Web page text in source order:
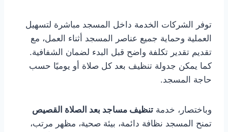
توفر الشركات الخدمة داخل المسجد مباشرة لتسهيل
العملية وحماية جميع عناصر المسجد أثناء العمل، مع
تقديم تقدير تكلفة واضح قبل البدء لضمان الشفافية.
كما يمكن جدولة تنظيف بعد كل صلاة أو يوميًا حسب
حاجة المسجد.
وباختصار، خدمة تنظيف مساجد بعد الصلاة القصيص
تمنح المسجد نظافة دائمة، بيئة صحية، مظهر مرتب،